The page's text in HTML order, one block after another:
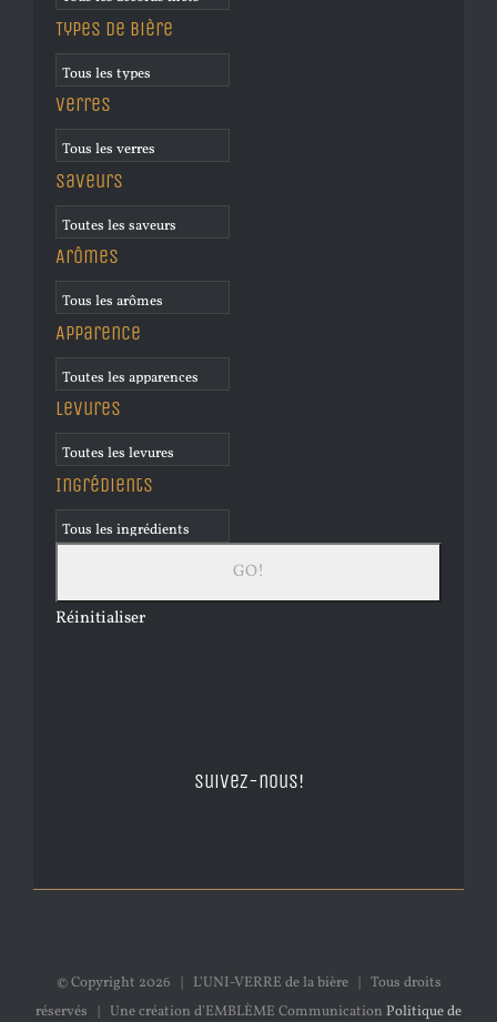
Types de bière
Verres
Saveurs
Arômes
Apparence
Levures
Ingrédients
Réinitialiser
Suivez-nous!
© Copyright 2026 | L'UNI-VERRE de la bière | Tous droits
réservés | Une création d'EMBLÈME Communication Politique de